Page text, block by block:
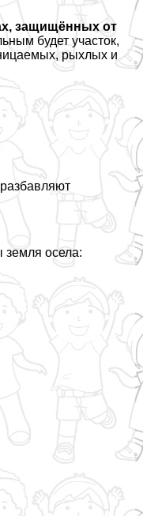
защищённых от
будет участок,
рыхлых и
земля осела: